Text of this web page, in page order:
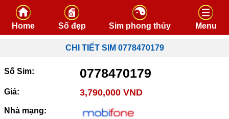
Skip to content
Home Số đẹp Sim phong thủy Menu
CHI TIẾT SIM 0778470179
Số Sim: 0778470179
Giá: 3,790,000 VND
Nhà mạng: